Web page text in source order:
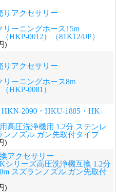
りアクセサリー
ーニングホース15m
HKP-0012）（81K124JP）
)
りアクセサリー
リーニングホース8m
HKP-0081）
2090・HKU-1885・HK-
高圧洗浄機用 1.2分 ステンレ
ンノズル ガン先取付タイプ
)
アクセサリー
シリーズ高圧洗浄機互換 1.2分
スズランノズル ガン先取付
)